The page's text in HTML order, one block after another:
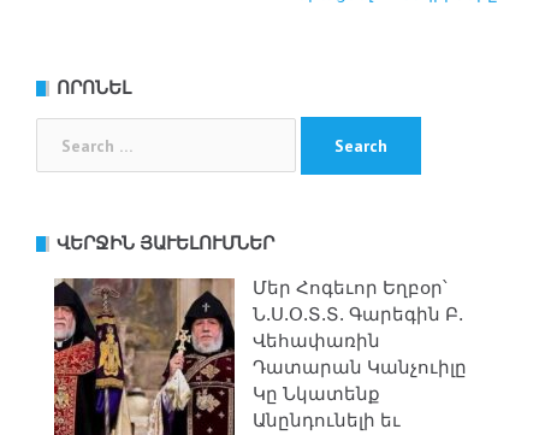
ՈՐՈՆԵԼ
ՎԵՐՋԻՆ ՅԱՒԵԼՈՒՄՆԵՐ
Մեր Հոգեւոր Եղբօր՝
Ն.Ս.Օ.Տ.Տ. Գարեգին Բ.
Վեհափառին
Դատարան Կանչուիլը
Կը Նկատենք
Անընդունելի եւ